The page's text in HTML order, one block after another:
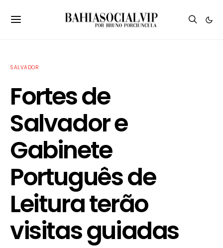
SALVADOR
Fortes de
Salvador e
Gabinete
Português de
Leitura terão
visitas guiadas